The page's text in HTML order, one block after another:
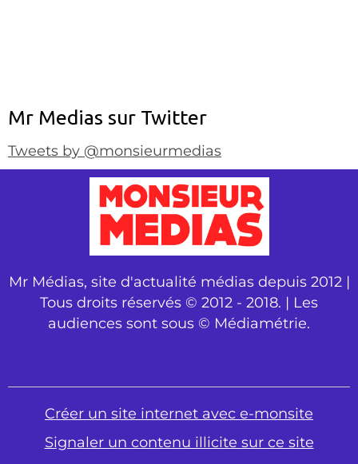
Mr Medias sur Twitter
Tweets by @monsieurmedias
Mr Médias, site d'actualité médias depuis 2012 |
Tous droits réservés © 2012 - 2018. | Les
audiences sont sous © Médiamétrie.
Créer un site internet avec e-monsite
Signaler un contenu illicite sur ce site